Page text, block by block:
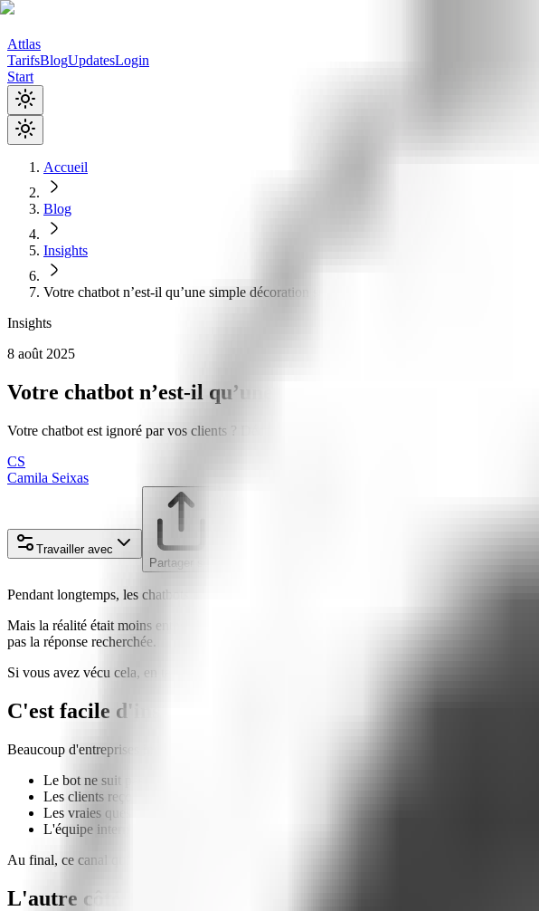
Attlas
TarifsBlogUpdatesLogin
Start
Accueil
Blog
Insights
Votre chatbot n’est-il qu’une simple décoration sur votre site web ?
Insights
8 août 2025
Votre chatbot n’est-il qu’une simple décoration sur votre
Votre chatbot est ignoré par vos clients ? Découvrez pourquoi et faites-en un canal de service
CS
Camila Seixas
Travailler avec
Partager sur
Pendant longtemps, les chatbots ont été perçus comme une solution magique pour le
Mais la réalité était moins enthousiasmante : des bots qui ne comprennent rien,
pas la réponse recherchée.
Si vous avez vécu cela, en tant qu'entreprise ou en tant qu'utilisateur, cet article est pour
C'est facile d'installer un chat. Le plus difficile, c'est de
Beaucoup d'entreprises installent un flux standard, ajoutent quelques réponses toutes faites,
Le bot ne suit pas les évolutions de l'entreprise.
Les clients reçoivent des réponses obsolètes ou génériques.
Les vraies questions ne rentrent pas dans les flux programmés.
L'équipe interne cesse de s'y intéresser parce que « de toute façon, personne ne l'utilise
Au final, ce canal qui était censé être agile devient un problème de réputation.
L'autre côté : les utilisateurs qui ne croient plus aux